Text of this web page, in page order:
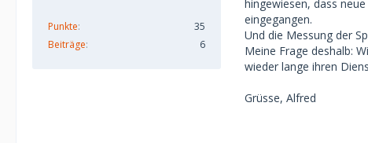
Punkte
35
Beiträge
6
hingewiesen, dass
eingegangen.
Und die Messung der
Meine Frage deshalb:
wieder lange ihren
Grüsse, Alfred